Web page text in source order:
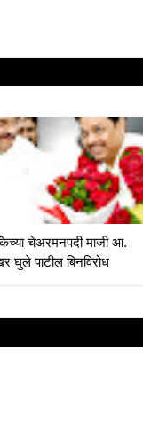
चेअरमनपदी माजी आ.
घुले पाटील बिनविरोध